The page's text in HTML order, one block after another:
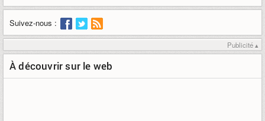
Suivez-nous :
Publicité ▴
À découvrir sur le web